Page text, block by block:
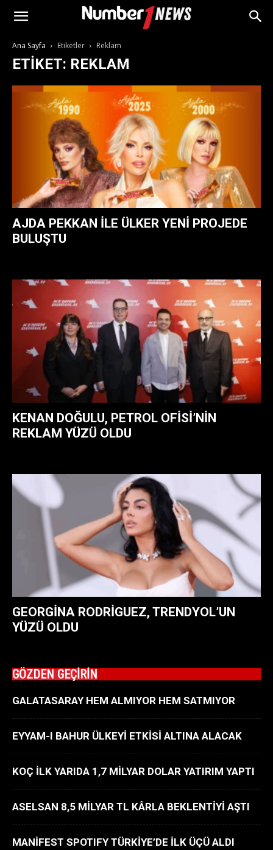
Ana Sayfa Etiketler Reklam
ETIKET: REKLAM
AJDA PEKKAN ILE ÜLKER YENI PROJEDE
BULUŞTU
KENAN DOĞULU, PETROL OFISI’NIN
REKLAM YÜZÜ OLDU
GEORGINA RODRIGUEZ, TRENDYOL’UN
YÜZÜ OLDU
GÖZDEN GEÇİRİN
GALATASARAY HEM ALMIYOR HEM SATMIYOR
EYYAM-I BAHUR ÜLKEYİ ETKİSİ ALTINA ALACAK
KOÇ İLK YARIDA 1,7 MİLYAR DOLAR YATIRIM YAPTI
ASELSAN 8,5 MİLYAR TL KÂRLA BEKLENTİYİ AŞTI
MANİFEST SPOTIFY TÜRKİYE’DE İLK ÜÇÜ ALDI